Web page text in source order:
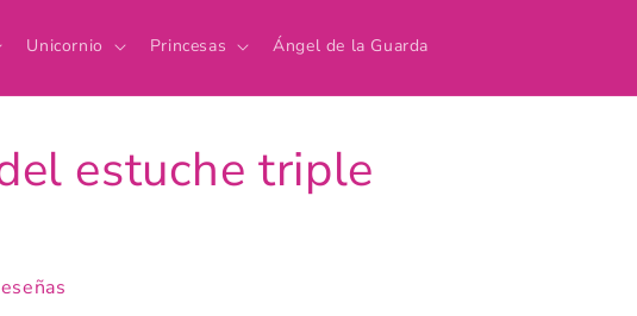
Unicornio Princesas Ángel de la Guarda
s
/
e
estuche triple